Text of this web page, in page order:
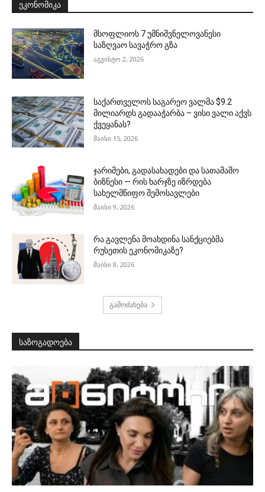
ᲔᲙᲝᲜᲝᲛᲘᲙᲐ
მსოფლიოს 7 უმნიშვნელოვანესი
საზღვაო სავაჭრო გზა
აგვისტო 2, 2026
საქართველოს საგარეო ვალმა $9.2
მილიარდს გადააჭარბა – ვისი ვალი აქვს
ქვეყანას?
მაისი 15, 2026
ჯარიმები, გადასახადები და სათამაშო
ბიზნესი — რის ხარჯზე იზრდება
სახელმწიფო შემოსავლები
მაისი 9, 2026
რა გავლენა მოახდინა სანქციებმა
რუსეთის ეკონომიკაზე?
მაისი 8, 2026
გამოძახება
საზოგადოება